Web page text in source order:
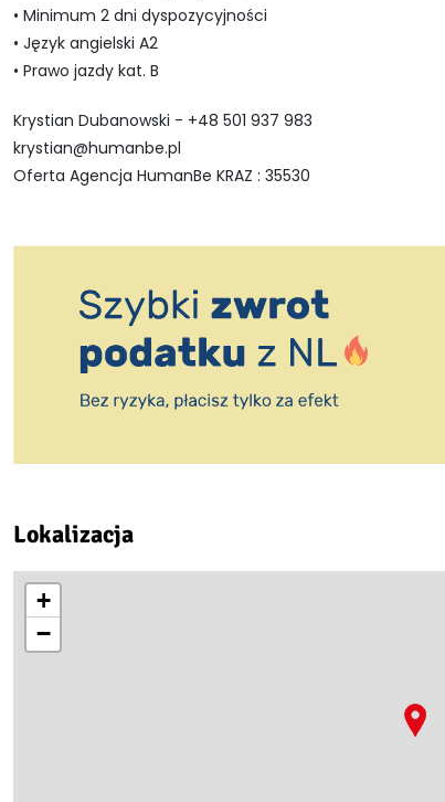
• Minimum 2 dni dyspozycyjności
• Język angielski A2
• Prawo jazdy kat. B
Krystian Dubanowski - +48 501 937 983
krystian@humanbe.pl
Oferta Agencja HumanBe KRAZ : 35530
Lokalizacja
+
−